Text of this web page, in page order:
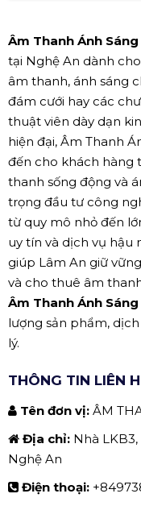
Âm Thanh Ánh
tại Nghệ An dành
âm thanh, ánh sáng
đám cưới hay các
thuật viên dày dạn
hiện đại, Âm Thanh
đến cho khách hàng
thanh sống động và
trọng đầu tư công
từ quy mô nhỏ đến
uy tín và dịch vụ hậu
giúp Lâm An giữ
và cho thuê âm
Âm Thanh Ánh
lượng sản phẩm,
lý.
THÔNG TIN LIÊN
Tên đơn vị: ÂM
Địa chỉ: Nhà
Nghệ An
Điện thoại: